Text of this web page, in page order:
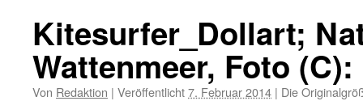
Kitesurfer_Dollart;
Wattenmeer, Foto
Von Redaktion | Veröffentlicht7. Februar 2014 | Die